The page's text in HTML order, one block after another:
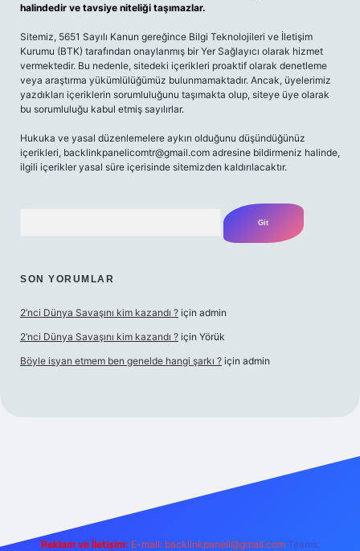
halindedir ve tavsiye niteliği taşımazlar.
Sitemiz, 5651 Sayılı Kanun gereğince Bilgi Teknolojileri ve İletişim
Kurumu (BTK) tarafından onaylanmış bir Yer Sağlayıcı olarak hizmet
vermektedir. Bu nedenle, sitedeki içerikleri proaktif olarak denetleme
veya araştırma yükümlülüğümüz bulunmamaktadır. Ancak, üyelerimiz
yazdıkları içeriklerin sorumluluğunu taşımakta olup, siteye üye olarak
bu sorumluluğu kabul etmiş sayılırlar.
Hukuka ve yasal düzenlemelere aykırı olduğunu düşündüğünüz
içerikleri, backlinkpanelicomtr@gmail.com adresine bildirmeniz halinde,
ilgili içerikler yasal süre içerisinde sitemizden kaldırılacaktır.
SON YORUMLAR
2’nci Dünya Savaşını kim kazandı ? için admin
2’nci Dünya Savaşını kim kazandı ? için Yörük
Böyle isyan etmem ben genelde hangi şarkı ? için admin
m elexbet
Reklam ve İletişim: E-mail: backlinkpaneli@gmail.com Teams: